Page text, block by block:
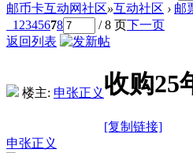
邮币卡互动网社区»互动社区 › 邮
1 2345678 / 8 页下一页
返回列表
楼主: 申张正义 收购25
[复制链接]
申张正义